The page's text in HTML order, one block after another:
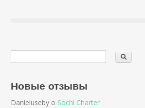
Новые отзывы
Danieluseby о Sochi Charter